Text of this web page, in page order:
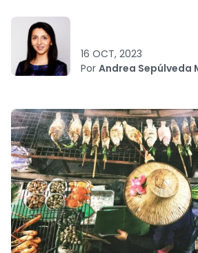
16 OCT, 2023
Por Andrea Sepúlveda